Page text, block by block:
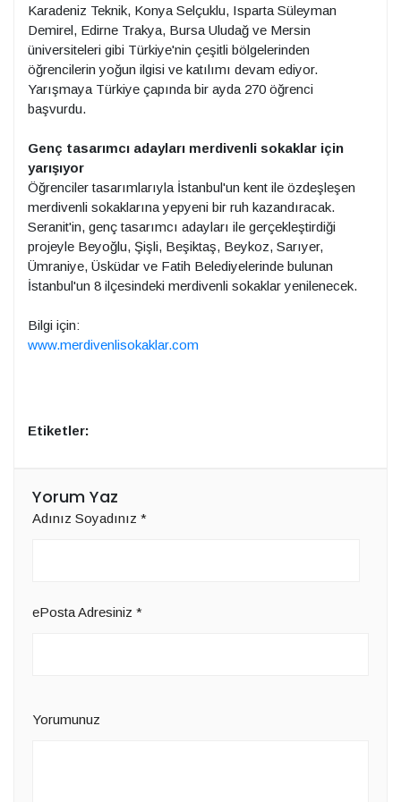
Karadeniz Teknik, Konya Selçuklu, Isparta Süleyman
Demirel, Edirne Trakya, Bursa Uludağ ve Mersin
üniversiteleri gibi Türkiye'nin çeşitli bölgelerinden
öğrencilerin yoğun ilgisi ve katılımı devam ediyor.
Yarışmaya Türkiye çapında bir ayda 270 öğrenci
başvurdu.
Genç tasarımcı adayları merdivenli sokaklar için
yarışıyor
Öğrenciler tasarımlarıyla İstanbul'un kent ile özdeşleşen
merdivenli sokaklarına yepyeni bir ruh kazandıracak.
Seranit'in, genç tasarımcı adayları ile gerçekleştirdiği
projeyle Beyoğlu, Şişli, Beşiktaş, Beykoz, Sarıyer,
Ümraniye, Üsküdar ve Fatih Belediyelerinde bulunan
İstanbul'un 8 ilçesindeki merdivenli sokaklar yenilenecek.
Bilgi için:
www.merdivenlisokaklar.com
Etiketler:
Yorum Yaz
Adınız Soyadınız *
ePosta Adresiniz *
Yorumunuz